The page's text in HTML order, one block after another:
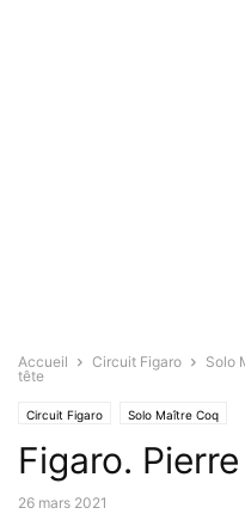
Accueil Circuit Figaro Solo
tête
Circuit Figaro Solo Maître Coq
Figaro.
26 mars 2021